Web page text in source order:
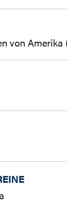
von Amerika